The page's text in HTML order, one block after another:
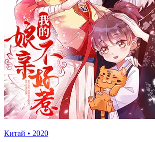
Китай • 2020